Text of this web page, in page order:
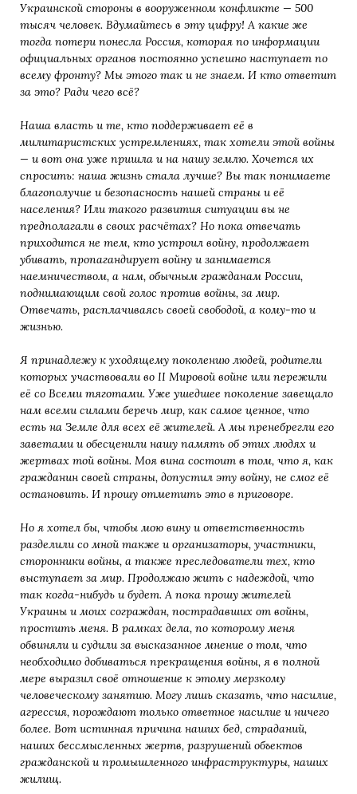
Украинской стороны в вооруженном конфликте — 500
тысяч человек. Вдумайтесь в эту цифру! А какие же
тогда потери понесла Россия, которая по информации
официальных органов постоянно успешно наступает по
всему фронту? Мы этого так и не знаем. И кто ответит
за это? Ради чего всё?
Наша власть и те, кто поддерживает её в
милитаристских устремлениях, так хотели этой войны
— и вот она уже пришла и на нашу землю. Хочется их
спросить: наша жизнь стала лучше? Вы так понимаете
благополучие и безопасность нашей страны и её
населения? Или такого развития ситуации вы не
предполагали в своих расчётах? Но пока отвечать
приходится не тем, кто устроил войну, продолжает
убивать, пропагандирует войну и занимается
наемничеством, а нам, обычным гражданам России,
поднимающим свой голос против войны, за мир.
Отвечать, расплачиваясь своей свободой, а кому-то и
жизнью.
Я принадлежу к уходящему поколению людей, родители
которых участвовали во II Мировой войне или пережили
её со Всеми тяготами. Уже ушедшее поколение завещало
нам всеми силами беречь мир, как самое ценное, что
есть на Земле для всех её жителей. А мы пренебрегли его
заветами и обесценили нашу память об этих людях и
жертвах той войны. Моя вина состоит в том, что я, как
гражданин своей страны, допустил эту войну, не смог её
остановить. И прошу отметить это в приговоре.
Но я хотел бы, чтобы мою вину и ответственность
разделили со мной также и организаторы, участники,
сторонники войны, а также преследователи тех, кто
выступает за мир. Продолжаю жить с надеждой, что
так когда-нибудь и будет. А пока прошу жителей
Украины и моих сограждан, пострадавших от войны,
простить меня. В рамках дела, по которому меня
обвиняли и судили за высказанное мнение о том, что
необходимо добиваться прекращения войны, я в полной
мере выразил своё отношение к этому мерзкому
человеческому занятию. Могу лишь сказать, что насилие,
агрессия, порождают только ответное насилие и ничего
более. Вот истинная причина наших бед, страданий,
наших бессмысленных жертв, разрушений объектов
гражданской и промышленного инфраструктуры, наших
жилищ.